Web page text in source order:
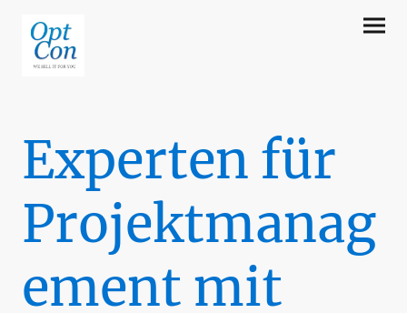
Experten für
Projektmanag
ement mit